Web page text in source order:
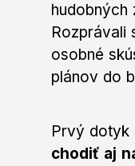
hudobných
Rozprávali
osobné
plánov do
Prvý dotyk
chodiť aj